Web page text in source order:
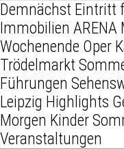
Demnächst Eintritt
Immobilien ARENA
Wochenende Oper
Trödelmarkt
Führungen
Leipzig Highlights
Morgen Kinder
Veranstaltungen